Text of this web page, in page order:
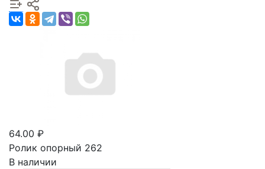
64.00 ₽
Ролик опорный 262
В наличии